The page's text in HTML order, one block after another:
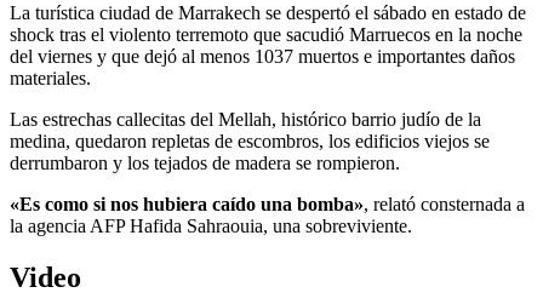
La turística ciudad de Marrakech se despertó el sábado en estado de
shock tras el violento terremoto que sacudió Marruecos en la noche
del viernes y que dejó al menos 1037 muertos e importantes daños
materiales.
Las estrechas callecitas del Mellah, histórico barrio judío de la
medina, quedaron repletas de escombros, los edificios viejos se
derrumbaron y los tejados de madera se rompieron.
«Es como si nos hubiera caído una bomba», relató consternada a
la agencia AFP Hafida Sahraouia, una sobreviviente.
Video